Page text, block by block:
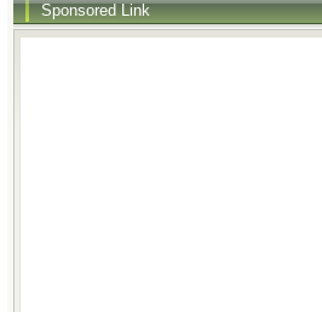
Sponsored Link